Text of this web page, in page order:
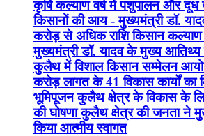
कृषि कल्याण वर्ष में पशुपालन और दूध
किसानों की आय - मुख्यमंत्री डॉ.
करोड़ से अधिक राशि किसान कल्याण
मुख्यमंत्री डॉ. यादव के मुख्य आतिथ्य
कुलैथ में विशाल किसान सम्मेलन
करोड़ लागत के 41 विकास कार्यों का
भूमिपूजन कुलैथ क्षेत्र के विकास के
की घोषणा कुलैथ क्षेत्र की जनता ने
किया आत्मीय स्वागत